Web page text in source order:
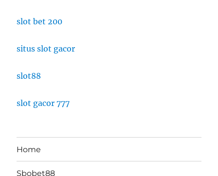
slot bet 200
situs slot gacor
slot88
slot gacor 777
Home
Sbobet88